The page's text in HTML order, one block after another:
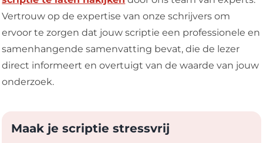
Vertrouw op de expertise van onze schrijvers om
ervoor te zorgen dat jouw scriptie een professionele en
samenhangende samenvatting bevat, die de lezer
direct informeert en overtuigt van de waarde van jouw
onderzoek.
Maak je scriptie stressvrij